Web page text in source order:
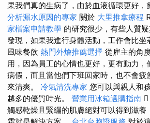
果我們真的生病了，由於血液循環更好，
分析漏水原因的專家 關於 大里推拿療程
家檔案申請教學 的研究很少，有些人質
發現，如果我進行身體活動，工作會比
風味餐飲 熱門外燴推薦選擇 從雇主的角
用，因為員工的心情也更好，更有動力，
病假，而且當他們下班回家時，也不會疲
來清爽。 冷氣清洗專家 您可以與親人和
越多的優質時光。 營業用冰箱選購指南 
觸感乾燥且緊繃的肌膚絕對可以得到滋養